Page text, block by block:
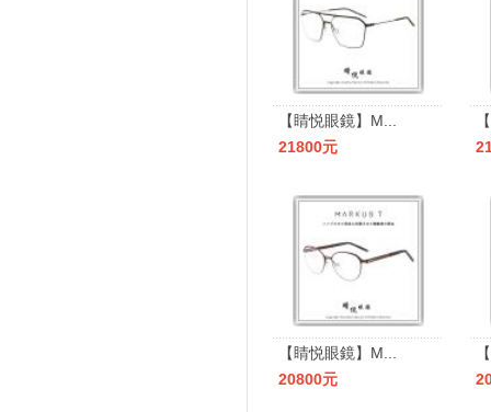
【睛悦眼鏡】M...
21800元
【睛悦眼鏡】M...
20800元